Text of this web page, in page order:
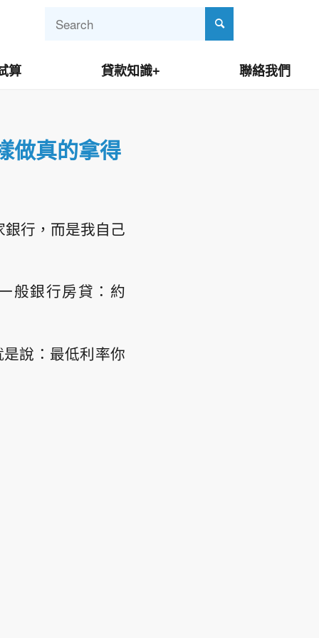
算 貸款知識+ 聯絡我們
做真的拿得
行，而是我自己
般銀行房貸：約
說：最低利率你